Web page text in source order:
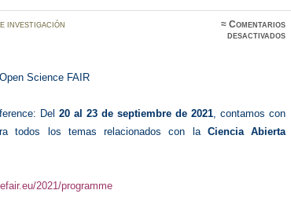
investigación ≈Comentarios
desactivadosen
Science FAIR
Del20 al 23 de septiembre de 2021, contamos con
todos los temas relacionados con la Ciencia Abierta
2021/programme